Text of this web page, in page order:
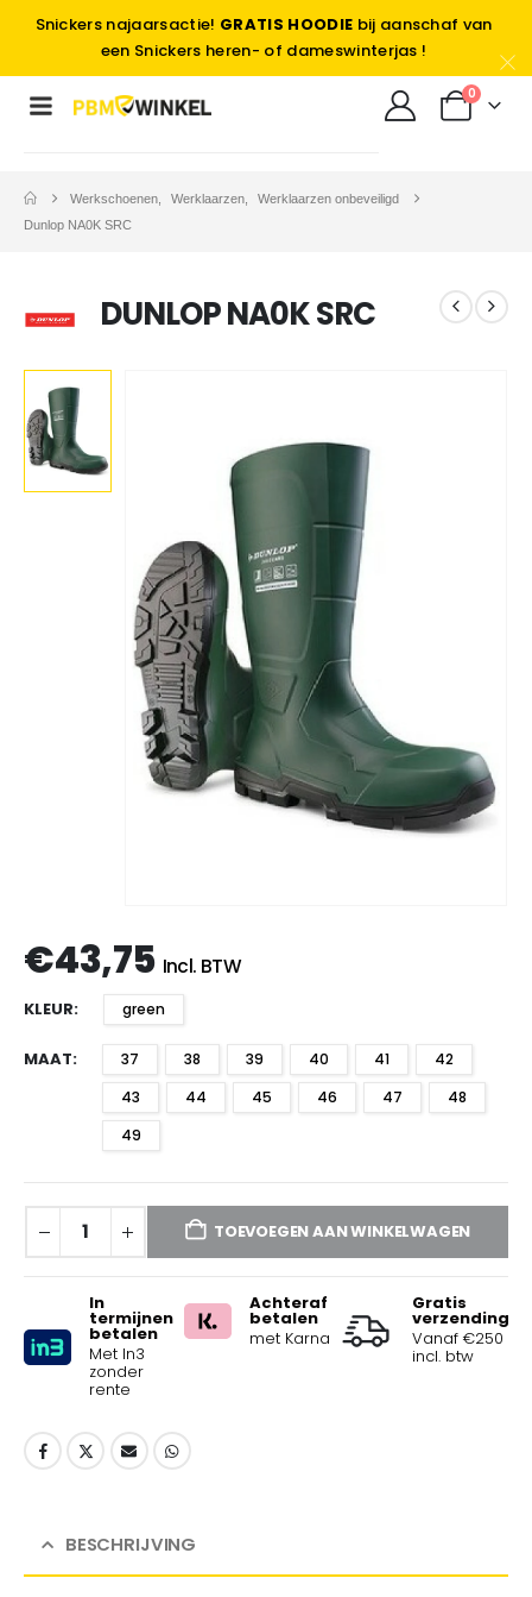
Snickers najaarsactie! GRATIS HOODIE bij aanschaf van
een Snickers heren- of dameswinterjas !
0
Werkschoenen Werklaarzen
Werklaarzen onbeveiligd
Dunlop NA0K SRC
DUNLOP NA0K SRC
€43,75 Incl. BTW
KLEUR green
MAAT 37 38 39 40 41
42
43
44 45 46 47
48
49
TOEVOEGEN AAN WINKELWAGEN
In
termijnen
betalen
Met In3
zonder
rente
Achteraf
betalen
met Karna
Gratis
verzending
Vanaf €250
incl. btw
BESCHRIJVING